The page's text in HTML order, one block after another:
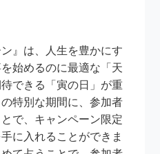
』は、人生を豊かにす
始めるのに最適な「天
できる「寅の日」が重
特別な期間に、参加者
で、キャンペーン限定
に入れることができま